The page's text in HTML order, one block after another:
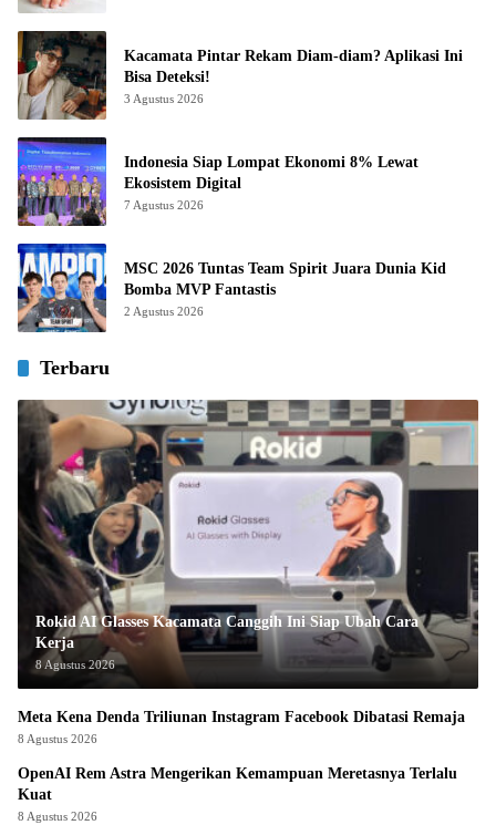
Kacamata Pintar Rekam Diam-diam? Aplikasi Ini
Bisa Deteksi!
3 Agustus 2026
Indonesia Siap Lompat Ekonomi 8% Lewat
Ekosistem Digital
7 Agustus 2026
MSC 2026 Tuntas Team Spirit Juara Dunia Kid
Bomba MVP Fantastis
2 Agustus 2026
Terbaru
Rokid AI Glasses Kacamata Canggih Ini Siap Ubah Cara
Kerja
8 Agustus 2026
Meta Kena Denda Triliunan Instagram Facebook Dibatasi Remaja
8 Agustus 2026
OpenAI Rem Astra Mengerikan Kemampuan Meretasnya Terlalu
Kuat
8 Agustus 2026